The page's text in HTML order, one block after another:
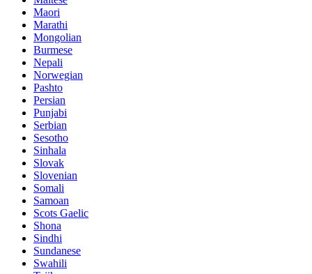
Maori
Marathi
Mongolian
Burmese
Nepali
Norwegian
Pashto
Persian
Punjabi
Serbian
Sesotho
Sinhala
Slovak
Slovenian
Somali
Samoan
Scots Gaelic
Shona
Sindhi
Sundanese
Swahili